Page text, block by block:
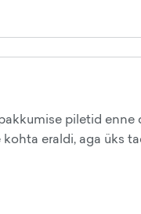
piletid enne
eraldi, aga üks